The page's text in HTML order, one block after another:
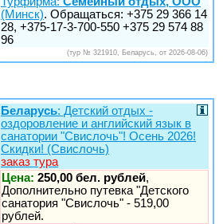
(Минск). Обращаться: +375 29 366 14
28, +375-17-3-700-550 +375 29 574 88
96
(тур № 321910, Беларусь, от 2026-08-06)
Беларусь: Детский отдых -
оздоровление и английский язык в
санатории "Свислочь"! Осень 2026!
Скидки! (Свислочь)
заказ тура
Цена: 250,00 бел. рублей,
Дополнительно путевка "Детского
санатория "Свислочь" - 519,00
рублей.